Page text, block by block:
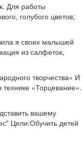
Для работы
голубого цветов;
я своих малышей
из салфеток,
творчества» И
«Торцевание».
вашему
Цели:Обучить детей